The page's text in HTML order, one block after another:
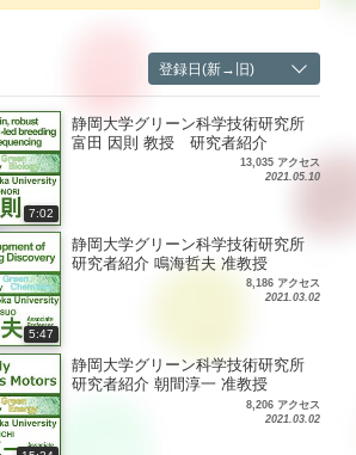
登録日(新→旧)
7:02
静岡大学グリーン科学技術研究所
富田 因則 教授 研究者紹介
13,035 アクセス
2021.05.10
5:47
静岡大学グリーン科学技術研究所
研究者紹介 鳴海哲夫 准教授
8,186 アクセス
2021.03.02
静岡大学グリーン科学技術研究所
研究者紹介 朝間淳一 准教授
8,206 アクセス
2021.03.02